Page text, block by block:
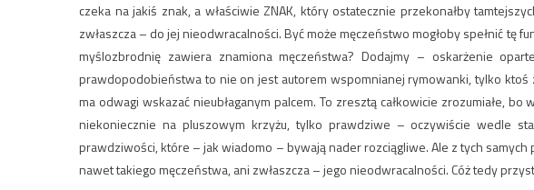
czeka na jakiś znak, a właściwie ZNAK, który ostatecznie przekonałby
zwłaszcza – do jej nieodwracalności. Być może męczeństwo mogłoby spełnić tę
myślozbrodnię zawiera znamiona męczeństwa? Dodajmy – oskarżenie
prawdopodobieństwa to nie on jest autorem wspomnianej rymowanki, tylko ktoś
ma odwagi wskazać nieubłaganym palcem. To zresztą całkowicie zrozumiałe,
niekoniecznie na pluszowym krzyżu, tylko prawdziwe – oczywiście wedle
prawdziwości, które – jak wiadomo – bywają nader rozciągliwe. Ale z tych
nawet takiego męczeństwa, ani zwłaszcza – jego nieodwracalności. Cóż tedy